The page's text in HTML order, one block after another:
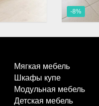
-8%
Мягкая мебель
Шкафы купе
Модульная мебель
Детская мебель